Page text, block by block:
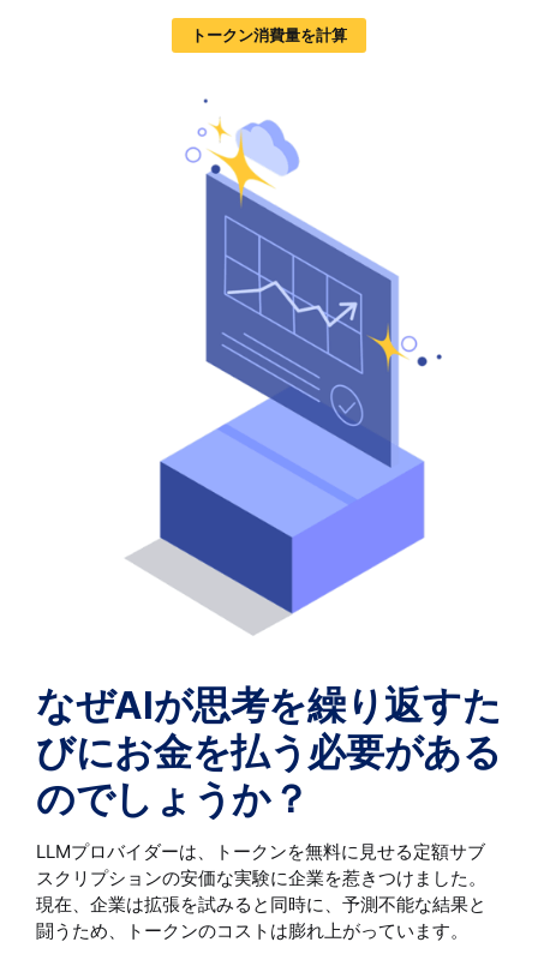
トークン消費量を計算
なぜAIが思考を繰り返すた
びにお金を払う必要がある
のでしょうか？
LLMプロバイダーは、トークンを無料に見せる定額サブ
スクリプションの安価な実験に企業を惹きつけました。
現在、企業は拡張を試みると同時に、予測不能な結果と
闘うため、トークンのコストは膨れ上がっています。